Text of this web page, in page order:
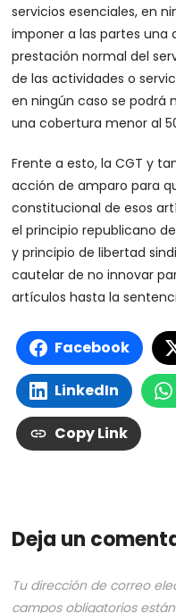
servicios esenciales, en
imponer a las partes una
prestación normal del
de las actividades o
en ningún caso se podrá
una cobertura menor al
Frente a esto, la CGT y
acción de amparo para
constitucional de esos
el principio republicano
y principio de libertad
cautelar de no innovar
artículos hasta la
Facebook
LinkedIn
Copy Link
Deja un
Tu dirección de correo
campos obligatorios